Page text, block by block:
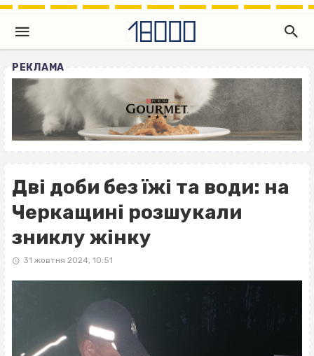
РЕКЛАМА
Дві доби без їжі та води: на
Черкащині розшукали
зниклу жінку
31 жовтня 2024, 10:51